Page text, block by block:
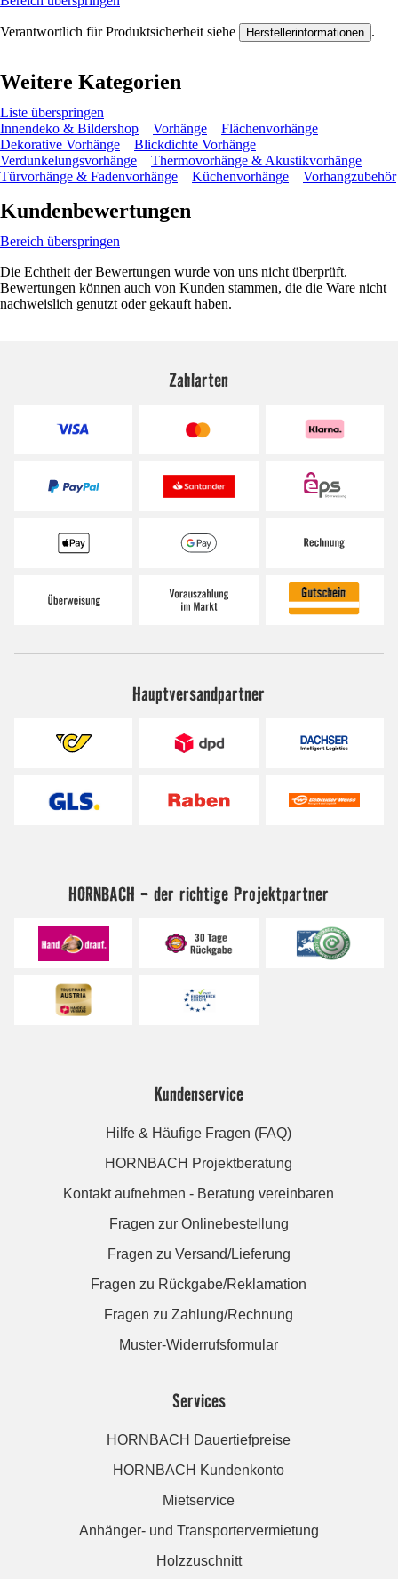
Verantwortlich für Produktsicherheit siehe Herstellerinformationen .
Weitere Kategorien
Liste überspringen
Innendeko & Bildershop
Vorhänge
Flächenvorhänge
Dekorative Vorhänge
Blickdichte Vorhänge
Verdunkelungsvorhänge
Thermovorhänge & Akustikvorhänge
Türvorhänge & Fadenvorhänge
Küchenvorhänge Vorhangzubehör
Kundenbewertungen
Bereich überspringen
Die Echtheit der Bewertungen wurde von uns nicht überprüft.
Bewertungen können auch von Kunden stammen, die die Ware nicht
nachweislich genutzt oder gekauft haben.
Zahlarten
Hauptversandpartner
HORNBACH - der richtige Projektpartner
Kundenservice
Hilfe & Häufige Fragen (FAQ)
HORNBACH Projektberatung
Kontakt aufnehmen - Beratung vereinbaren
Fragen zur Onlinebestellung
Fragen zu Versand/Lieferung
Fragen zu Rückgabe/Reklamation
Fragen zu Zahlung/Rechnung
Muster-Widerrufsformular
Services
HORNBACH Dauertiefpreise
HORNBACH Kundenkonto
Mietservice
Anhänger- und Transportervermietung
Holzzuschnitt